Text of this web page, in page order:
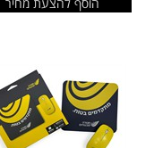
הוסף להצעת מחיר